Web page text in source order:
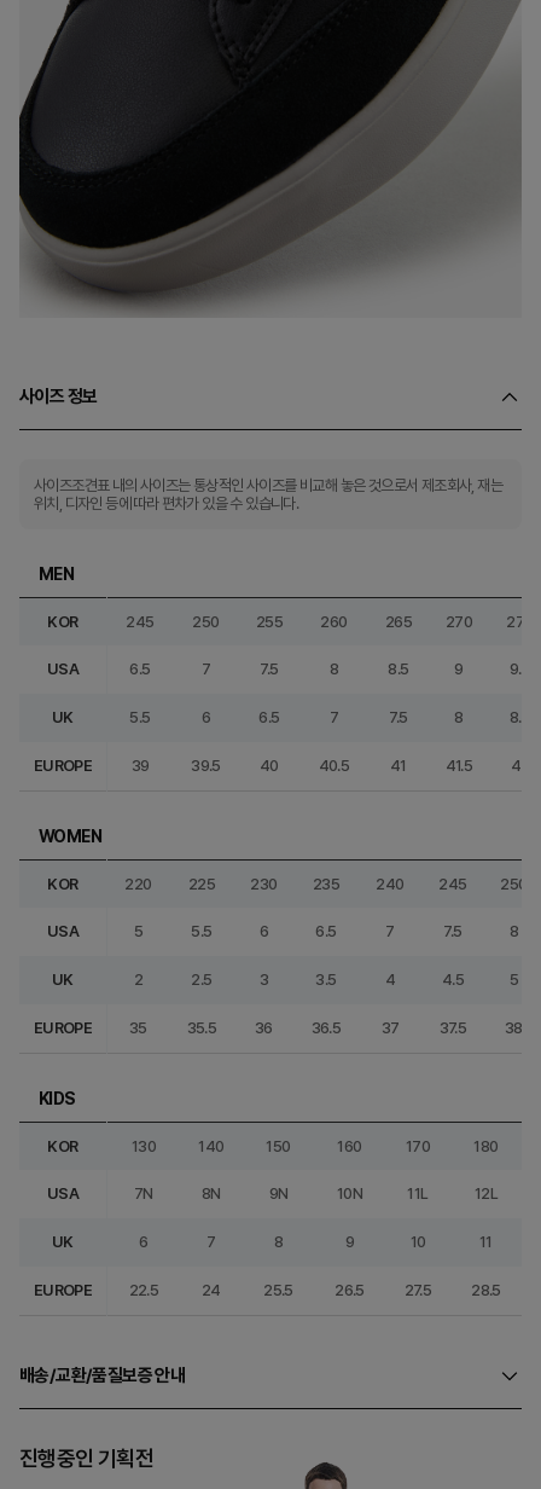
사이즈 정보
사이즈조견표 내의 사이즈는 통상적인 사이즈를 비교해 놓은 것으로서 제조회사, 재는
위치, 디자인 등에 따라 편차가 있을 수 있습니다.
MEN
KOR 245 250 255 260 265 270 275
USA 6.5 7 7.5 8 8.5 9 9.5
UK 5.5 6 6.5 7 7.5 8 8.5
EUROPE 39 39.5 40 40.5 41 41.5 42
WOMEN
KOR 220 225 230 235 240 245 250
USA 5 5.5 6 6.5 7 7.5 8
UK 2 2.5 3 3.5 4 4.5 5
EUROPE 35 35.5 36 36.5 37 37.5 38
KIDS
KOR 130 140 150 160 170 180
USA 7N 8N 9N 10N 11L 12L
UK 6 7 8 9 10 11
EUROPE 22.5 24 25.5 26.5 27.5 28.5
배송/교환/품질보증 안내
진행중인 기획전